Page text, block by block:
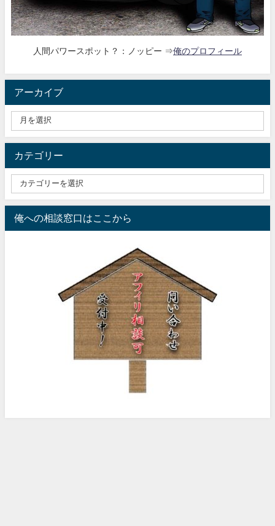
人間パワースポット？：ノッピー ⇒俺のプロフィール
アーカイブ
カテゴリー
俺への相談窓口はここから